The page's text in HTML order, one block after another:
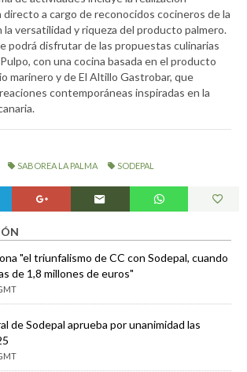
directo a cargo de reconocidos cocineros de la
la versatilidad y riqueza del producto palmero.
podrá disfrutar de las propuestas culinarias
con una cocina basada en el producto
marinero y de El Altillo Gastrobar, que
contemporáneas inspiradas en la
SABOREA LA PALMA SODEPAL
"el triunfalismo de CC con Sodepal, cuando
de 1,8 millones de euros"
de Sodepal aprueba por unanimidad las